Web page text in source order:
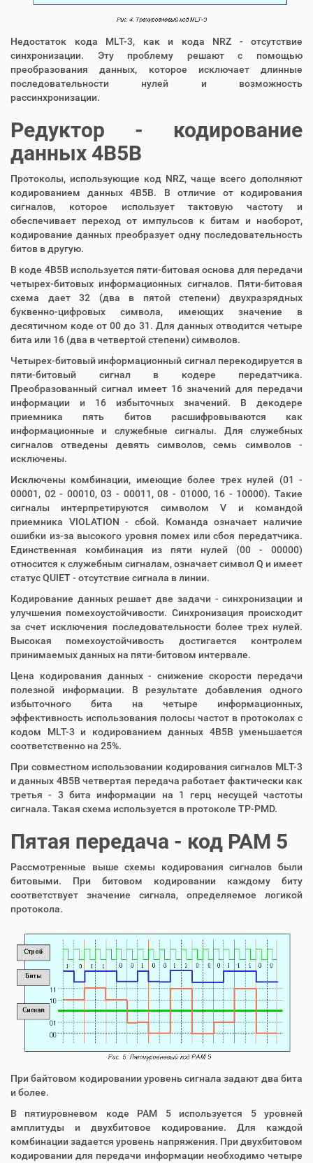
Недостаток кода MLT-3, как и кода NRZ - отсутствие
синхронизации. Эту проблему решают с помощью
преобразования данных, которое исключает длинные
последовательности нулей и возможность
рассинхронизации.
Редуктор - кодирование
данных 4B5B
Протоколы, использующие код NRZ, чаще всего дополняют
кодированием данных 4B5B. В отличие от кодирования
сигналов, которое использует тактовую частоту и
обеспечивает переход от импульсов к битам и наоборот,
кодирование данных преобразует одну последовательность
битов в другую.
В коде 4B5B используется пяти-битовая основа для передачи
четырех-битовых информационных сигналов. Пяти-битовая
схема дает 32 (два в пятой степени) двухразрядных
буквенно-цифровых символа, имеющих значение в
десятичном коде от 00 до 31. Для данных отводится четыре
бита или 16 (два в четвертой степени) символов.
Четырех-битовый информационный сигнал перекодируется в
пяти-битовый сигнал в кодере передатчика.
Преобразованный сигнал имеет 16 значений для передачи
информации и 16 избыточных значений. В декодере
приемника пять битов расшифровываются как
информационные и служебные сигналы. Для служебных
сигналов отведены девять символов, семь символов -
исключены.
Исключены комбинации, имеющие более трех нулей (01 -
00001, 02 - 00010, 03 - 00011, 08 - 01000, 16 - 10000). Такие
сигналы интерпретируются символом V и командой
приемника VIOLATION - сбой. Команда означает наличие
ошибки из-за высокого уровня помех или сбоя передатчика.
Единственная комбинация из пяти нулей (00 - 00000)
относится к служебным сигналам, означает символ Q и имеет
статус QUIET - отсутствие сигнала в линии.
Кодирование данных решает две задачи - синхронизации и
улучшения помехоустойчивости. Синхронизация происходит
за счет исключения последовательности более трех нулей.
Высокая помехоустойчивость достигается контролем
принимаемых данных на пяти-битовом интервале.
Цена кодирования данных - снижение скорости передачи
полезной информации. В результате добавления одного
избыточного бита на четыре информационных,
эффективность использования полосы частот в протоколах с
кодом MLT-3 и кодированием данных 4B5B уменьшается
соответственно на 25%.
При совместном использовании кодирования сигналов MLT-3
и данных 4В5В четвертая передача работает фактически как
третья - 3 бита информации на 1 герц несущей частоты
сигнала. Такая схема используется в протоколе TP-PMD.
Пятая передача - код PAM 5
Рассмотренные выше схемы кодирования сигналов были
битовыми. При битовом кодировании каждому биту
соответствует значение сигнала, определяемое логикой
протокола.
При байтовом кодировании уровень сигнала задают два бита
и более.
В пятиуровневом коде PAM 5
используется 5 уровней
амплитуды и двухбитовое кодирование. Для каждой
комбинации задается уровень напряжения. При двухбитовом
кодировании для передачи информации необходимо четыре